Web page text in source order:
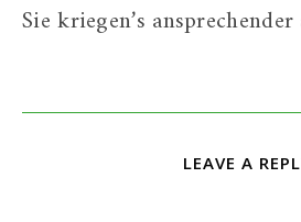
Sie kriegen’s
LEAVE A